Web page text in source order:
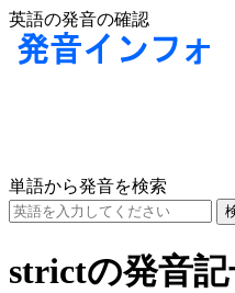
英語の発音の確認
単語から発音を検索
strictの発音